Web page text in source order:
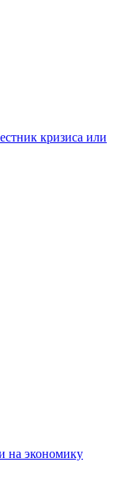
кризиса или
на экономику